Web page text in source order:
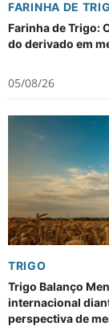
FARINHA DE
Farinha de Trigo:
do derivado em
05/08/26
TRIGO
Trigo Balanço
internacional
perspectiva de